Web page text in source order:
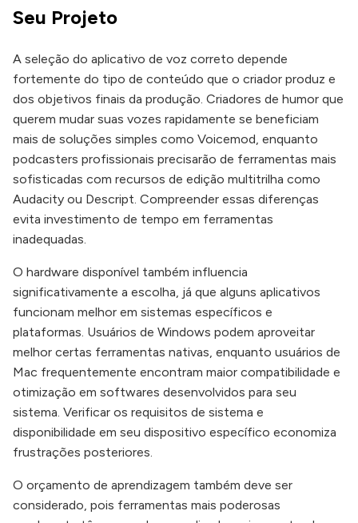
Seu Projeto
A seleção do aplicativo de voz correto depende
fortemente do tipo de conteúdo que o criador produz e
dos objetivos finais da produção. Criadores de humor que
querem mudar suas vozes rapidamente se beneficiam
mais de soluções simples como Voicemod, enquanto
podcasters profissionais precisarão de ferramentas mais
sofisticadas com recursos de edição multitrilha como
Audacity ou Descript. Compreender essas diferenças
evita investimento de tempo em ferramentas
inadequadas.
O hardware disponível também influencia
significativamente a escolha, já que alguns aplicativos
funcionam melhor em sistemas específicos e
plataformas. Usuários de Windows podem aproveitar
melhor certas ferramentas nativas, enquanto usuários de
Mac frequentemente encontram maior compatibilidade e
otimização em softwares desenvolvidos para seu
sistema. Verificar os requisitos de sistema e
disponibilidade em seu dispositivo específico economiza
frustrações posteriores.
O orçamento de aprendizagem também deve ser
considerado, pois ferramentas mais poderosas